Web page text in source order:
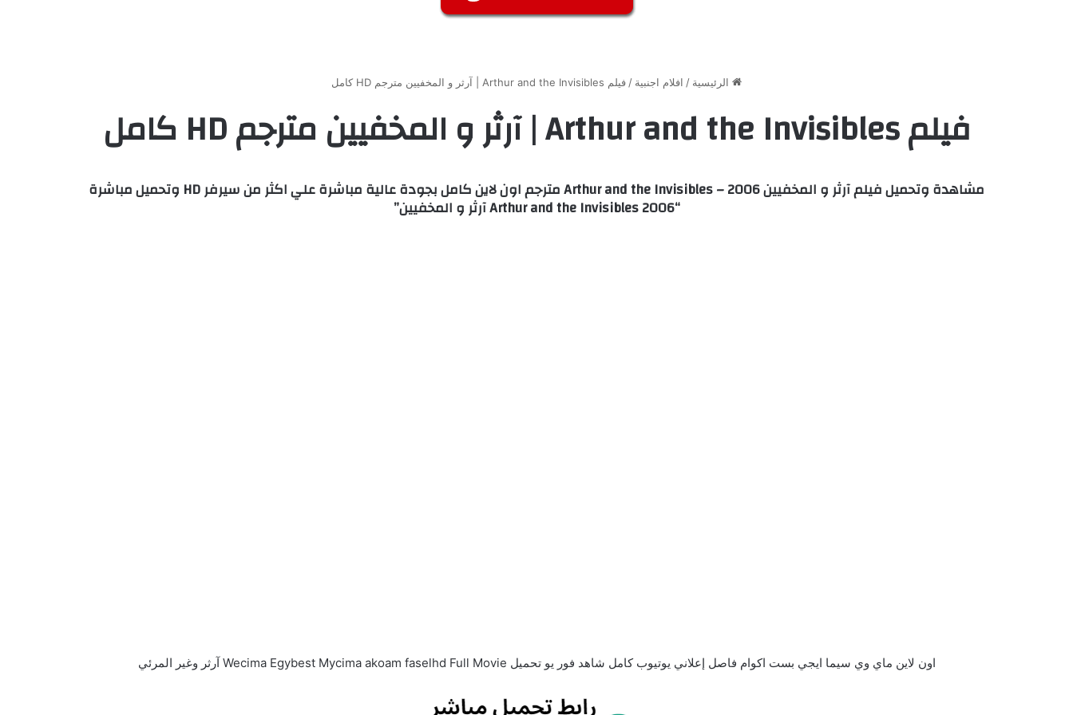
الرئيسية / افلام اجنبية / فيلم Arthur and the Invisibles | آرثر و المخفيين مترجم HD كامل
فيلم Arthur and the Invisibles | آرثر و المخفيين مترجم HD كامل
مشاهدة وتحميل فيلم آرثر و المخفيين 2006 – Arthur and the Invisibles مترجم اون لاين كامل بجودة عالية مباشرة علي اكثر من سيرفر HD وتحميل مباشرة
“Arthur and the Invisibles 2006 آرثر و المخفيين”
اون لاين ماي وي سيما ايجي بست اكوام فاصل إعلاني يوتيوب كامل شاهد فور يو تحميل Wecima Egybest Mycima akoam faselhd Full Movie آرثر وغير المرئي